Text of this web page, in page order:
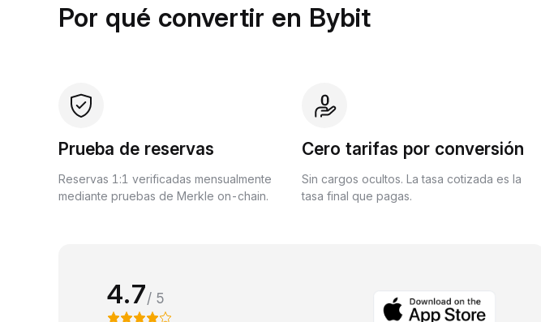
Por qué convertir en Bybit
Prueba de reservas
Reservas 1:1 verificadas mensualmente
mediante pruebas de Merkle on-chain.
Cero tarifas por conversión
Sin cargos ocultos. La tasa cotizada es la
tasa final que pagas.
4.7/ 5